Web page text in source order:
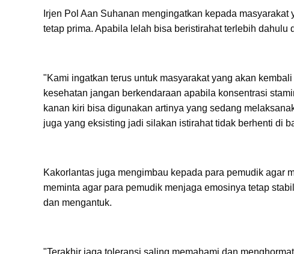
Irjen Pol Aan Suhanan mengingatkan kepada
tetap prima. Apabila lelah bisa beristirahat terlebih dahulu
"Kami ingatkan terus untuk masyarakat yang akan
kesehatan jangan berkendaraan apabila konsentrasi
kanan kiri bisa digunakan artinya yang sedang
juga yang eksisting jadi silakan istirahat tidak berhenti di
Kakorlantas juga mengimbau kepada para pemudik agar
meminta agar para pemudik menjaga emosinya tetap
dan mengantuk.
"Terakhir jaga toleransi saling memahami dan